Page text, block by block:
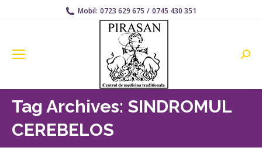
Mobil: 0723 629 675 / 0745 430 351
Tag Archives: SINDROMUL
CEREBELOS